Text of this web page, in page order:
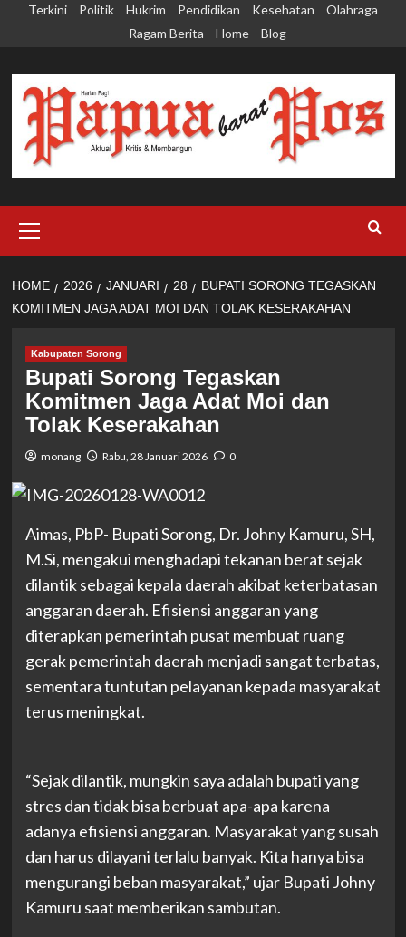
Terkini Politik Hukrim Pendidikan Kesehatan
Olahraga
Ragam Berita
Home Blog
Menu
HOME 2026 JANUARI 28
BUPATI SORONG TEGASKAN
KOMITMEN JAGA ADAT MOI DAN TOLAK KESERAKAHAN
Kabupaten Sorong
Bupati Sorong Tegaskan
Komitmen Jaga Adat Moi dan
Tolak Keserakahan
monang Rabu, 28 Januari 2026 0
Aimas, PbP- Bupati Sorong, Dr. Johny Kamuru, SH,
M.Si, mengakui menghadapi tekanan berat sejak
dilantik sebagai kepala daerah akibat keterbatasan
anggaran daerah. Efisiensi anggaran yang
diterapkan pemerintah pusat membuat ruang
gerak pemerintah daerah menjadi sangat terbatas,
sementara tuntutan pelayanan kepada masyarakat
terus meningkat.
“Sejak dilantik, mungkin saya adalah bupati yang
stres dan tidak bisa berbuat apa-apa karena
adanya efisiensi anggaran. Masyarakat yang susah
dan harus dilayani terlalu banyak. Kita hanya bisa
mengurangi beban masyarakat,” ujar Bupati Johny
Kamuru saat memberikan sambutan.